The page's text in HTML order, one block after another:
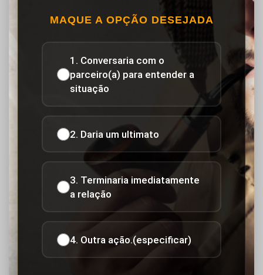
MAQUE A OPÇÃO DESEJADA
1. Conversaria com o
parceiro(a) para entender a
situação
2. Daria um ultimato
3. Terminaria imediatamente
a relação
4. Outra ação.(especificar)